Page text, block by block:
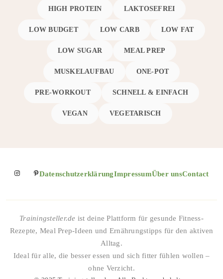
HIGH PROTEIN LAKTOSEFREI
LOW BUDGET LOW CARB LOW FAT
LOW SUGAR MEAL PREP
MUSKELAUFBAU ONE-POT
PRE-WORKOUT SCHNELL & EINFACH
VEGAN VEGETARISCH
DatenschutzerklärungImpressumÜber unsContact
Trainingsteller.de ist deine Plattform für gesunde Fitness-
Rezepte, Meal Prep-Ideen und Ernährungstipps für den aktiven
Alltag.
Ideal für alle, die besser essen und sich fitter fühlen wollen –
ohne Verzicht.